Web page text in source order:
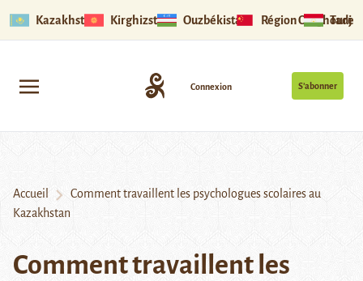
Kazakhstan Kirghizstan Ouzbékistan Région Ouïghoure
S’abonner
Connexion
Accueil
Comment travaillent les psychologues scolaires au
Kazakhstan
Comment travaillent les